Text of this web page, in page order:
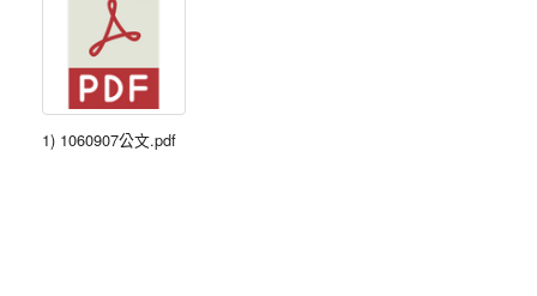
1) 1060907公文.pdf